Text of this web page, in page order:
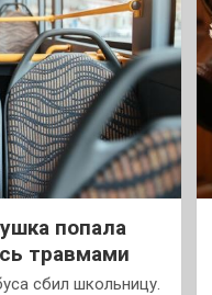
попала
травмами
сбил школьницу.